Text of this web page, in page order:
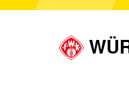
Fan-Klubs
Ahnentafel